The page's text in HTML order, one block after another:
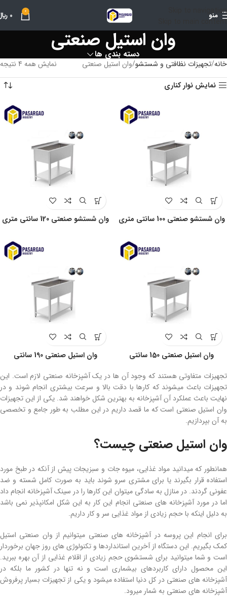
Skip to navigation
Skip to main content
منو 0
0
وان استیل صنعتی
دسته بندی ها
خانه تجهیزات نظافتی و شستشو وان استیل صنعتی
نمایش همه 4 نتیجه
نمایش نوار کناری
وان شستشو صنعتی 100 سانتی متری وان شستشو صنعتی 120 سانتی متری
وان استیل صنعتی 150 سانتی
وان استیل صنعتی 190 سانتی
تجهیزات متفاوتی هستند که وجود آن ها در یک آشپزخانه صنعتی لازم است. این
تجهیزات باعث میشوند که کارها با دقت بالا و سرعت بیشتری انجام شوند و در
نهایت باعث عملکرد آن آشپزخانه به بهترین شکل خواهند شد. یکی از این تجهیزات
وان استیل صنعتی است که ما قصد داریم در این مطلب به طور جامع و تخصصی
به آن بپردازیم.
وان استیل صنعتی چیست؟
همانطور که میدانید مواد غذایی، میوه جات و سبزیجات پیش از آنکه در طبخ مورد
استفاده قرار بگیرند یا برای مشتری سرو شوند باید به صورت کامل شسته و ضد
عفونی گردند. در منازل به سادگی میتوان این کارها را در سینک آشپزخانه انجام داد
اما در مورد آشپزخانه های صنعتی انجام این کار به این شکل امکانپذیر نمی باشد
به دلیل اینکه با حجم زیادی از مواد غذایی سر و کار داریم.
برای انجام این پروسه در آشپزخانه های صنعتی میتوانیم از وان صنعتی استیل
کمک بگیریم. این دستگاه از آخرین استانداردها و تکنولوژی های روز جهان برخوردار
است و شما میتوانید برای شستشوی حجم زیادی از اقلام غذایی از آن بهره ببرید.
این محصول دارای کاربردهای بیشماری است و نه تنها در کشور ما بلکه در
آشپزخانه های صنعتی در کل دنیا استفاده میشود و یکی از تجهیزات بسیار پرفروش
آشپزخانه های صنعتی به شمار میرود.